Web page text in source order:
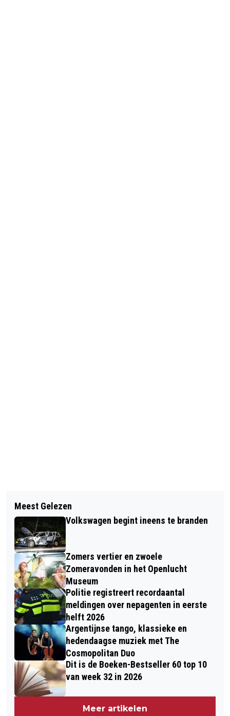
POP-UP GALERIES TIJDENS DE 25E
KUNSTROUTE 14 EN 15 JUNI
EVELINE VINK GEKOZEN ALS
LIJSTTREKKER VAN GROENLINKS-
PVDA RENKUM
Meest Gelezen
Volkswagen begint ineens te branden
Zomers vertier en zwoele
Zomeravonden in het Openlucht
Museum
Politie registreert recordaantal
meldingen over nepagenten in eerste
helft 2026
Argentijnse tango, klassieke en
hedendaagse muziek met The
Cosmopolitan Duo
Dit is de Boeken-Bestseller 60 top 10
van week 32 in 2026
Meer artikelen